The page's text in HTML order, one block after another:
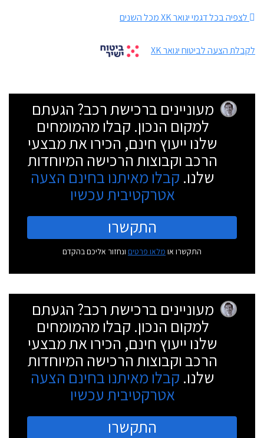
לצפיה בכל דגמי יגואר XK מכל השנים
לקבלת הצעה לביטוח יגואר XK
מעוניינים ברכישת רכב? הגעתם
למקום הנכון. קבלו מהמומחים
שלנו ייעוץ חינם, הכירו את מבצעי
הרכב וקבוצות הרכישה המיוחדות
שלנו. קבלו מאיתנו בחינם הצעה
אטרקטיבית עכשיו
התקשרו
התקשרו או מלאו פרטים ונחזור אליכם בהקדם
מעוניינים ברכישת רכב? הגעתם
למקום הנכון. קבלו מהמומחים
שלנו ייעוץ חינם, הכירו את מבצעי
הרכב וקבוצות הרכישה המיוחדות
שלנו. קבלו מאיתנו בחינם הצעה
אטרקטיבית עכשיו
התקשרו